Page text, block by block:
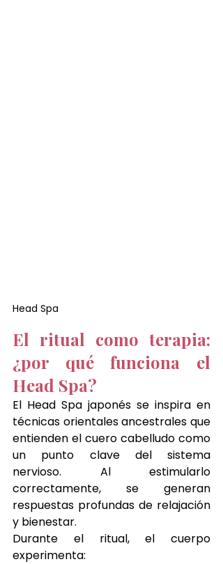
Head Spa
El ritual como terapia:
¿por qué funciona el
Head Spa?
El Head Spa japonés se inspira en
técnicas orientales ancestrales que
entienden el cuero cabelludo como
un punto clave del sistema
nervioso. Al estimularlo
correctamente, se generan
respuestas profundas de relajación
y bienestar.
Durante el ritual, el cuerpo
experimenta: